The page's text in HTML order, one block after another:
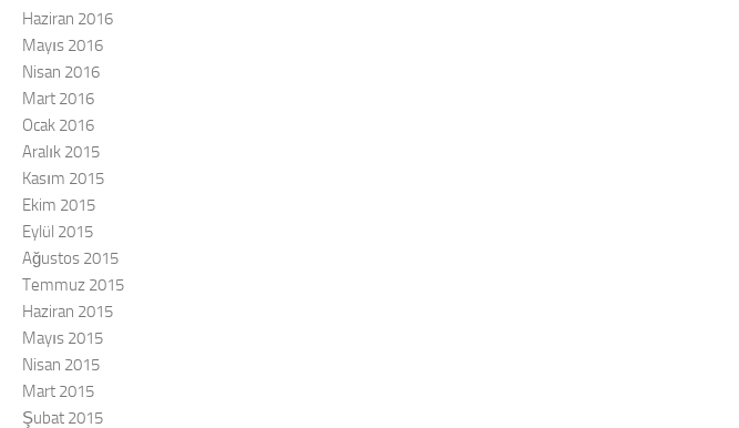
Haziran 2016
Mayıs 2016
Nisan 2016
Mart 2016
Ocak 2016
Aralık 2015
Kasım 2015
Ekim 2015
Eylül 2015
Ağustos 2015
Temmuz 2015
Haziran 2015
Mayıs 2015
Nisan 2015
Mart 2015
Şubat 2015